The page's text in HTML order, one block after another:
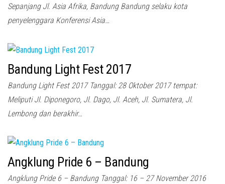
Sepanjang Jl. Asia Afrika, Bandung Bandung selaku kota
penyelenggara Konferensi Asia…
Bandung Light Fest 2017
Bandung Light Fest 2017 Tanggal: 28 Oktober 2017 tempat:
Meliputi Jl. Diponegoro, Jl. Dago, Jl. Aceh, Jl. Sumatera, Jl.
Lembong dan berakhir…
Angklung Pride 6 – Bandung
Angklung Pride 6 – Bandung Tanggal: 16 – 27 November 2016